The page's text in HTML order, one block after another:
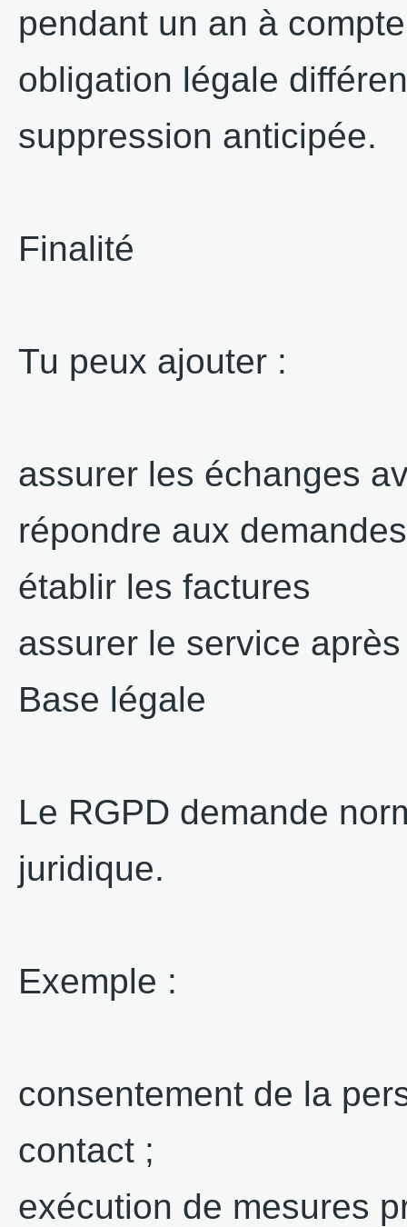
pendant un an à
obligation légale
suppression anticipée.
Finalité
Tu peux ajouter :
assurer les échanges
répondre aux
établir les factures
assurer le service
Base légale
Le RGPD demande
juridique.
Exemple :
consentement de la
contact ;
exécution de mesures